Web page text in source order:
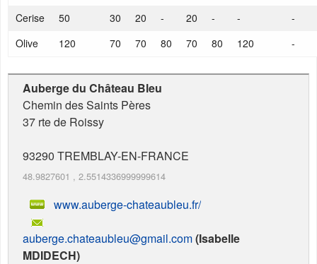
Cerise
50 30 20 - 20 - -
-
Olive
120 70 70 80 70 80 120 -
Auberge du Château Bleu
Chemin des Saints Pères
37 rte de Roissy
93290 TREMBLAY-EN-FRANCE
48.9827601 , 2.5514336999999614
www.auberge-chateaubleu.fr/
auberge.chateaubleu@gmail.com(Isabelle
MDIDECH)